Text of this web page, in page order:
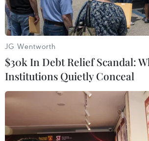
Theo dõi VietnamPlus
TIN CÙNG CHUYÊN MỤC
JG Wentworth
$30k In Debt Relief Scandal:
Institutions Quietly Conceal